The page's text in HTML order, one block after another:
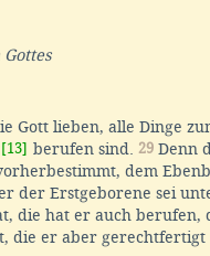
Gott lieben, alle Dinge
[13] berufen sind. 29 Denn
dem
der Erstgeborene sei
die hat er auch berufen,
die er aber gerechtfertigt